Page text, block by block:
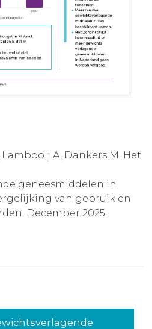
Lambooij A, Dankers M. Het
geneesmiddelen in
van gebruik en
December 2025.